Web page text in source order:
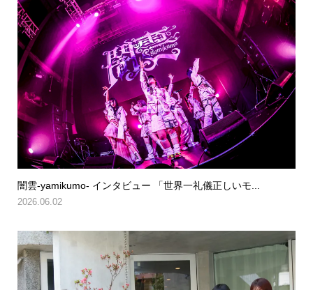
闇雲-yamikumo- インタビュー 「世界一礼儀正しいモ...
2026.06.02